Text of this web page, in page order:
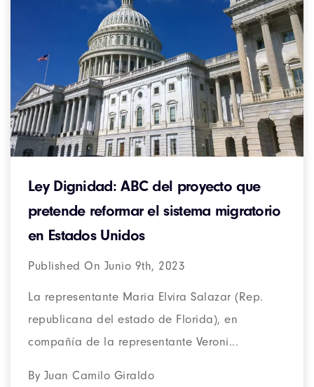
Ley Dignidad: ABC del proyecto que
pretende reformar el sistema migratorio
en Estados Unidos
Published On Junio 9th, 2023
La representante Maria Elvira Salazar (Rep.
republicana del estado de Florida), en
compañía de la representante Veroni...
By Juan Camilo Giraldo